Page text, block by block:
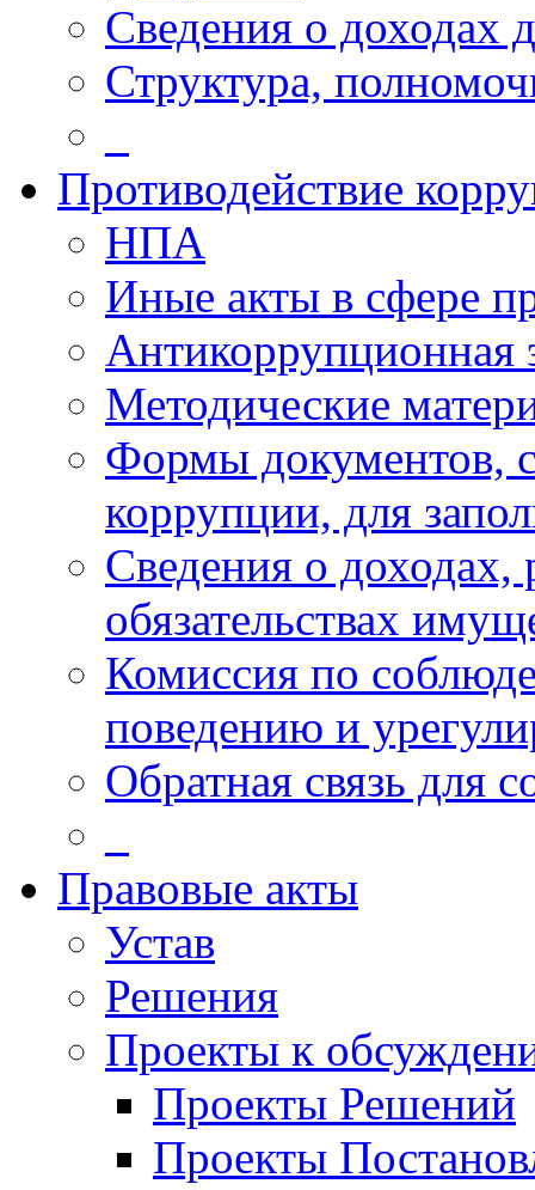
Сведения о доходах
Структура,
Противодействие
НПА
Иные акты в сфере
Антикоррупционная
Методические
Формы документов,
коррупции, для
Сведения о доходах,
обязательствах
Комиссия по
поведению и
Обратная связь для
Правовые акты
Устав
Решения
Проекты к
Проекты Решений
Проекты